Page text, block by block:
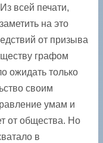
всей печати,
на это
от призыва
графом
ожидать только
своим
умам и
от общества. Но
в